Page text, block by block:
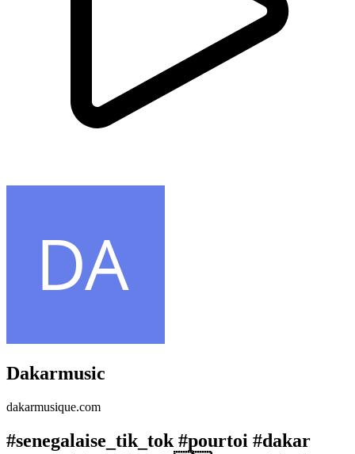
Dakarmusic
dakarmusique.com
#senegalaise_tik_tok #pourtoi #dakar